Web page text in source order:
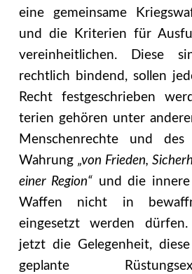
eine gemeinsame
und die Kriterien für
vereinheitlichen. Diese
rechtlich bindend, sollen
Recht festgeschrieben
terien gehören unter
Menschenrechte und des
Wahrung „von Frieden,
einer Region“ und die innere
Waffen nicht in
eingesetzt werden
jetzt die Gelegenheit,
geplante